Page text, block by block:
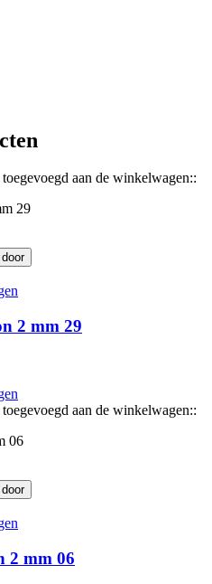
aan de winkelwagen::
29
2 mm 29
aan de winkelwagen::
06
2 mm 06